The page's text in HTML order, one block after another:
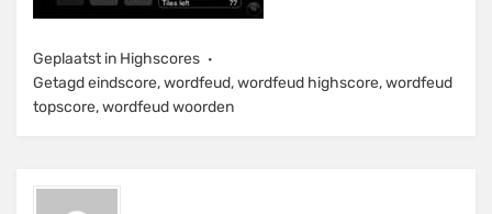
Geplaatst in Highscores
Getagdeindscore,wordfeud,wordfeud highscore,wordfeud
topscore,wordfeud woorden